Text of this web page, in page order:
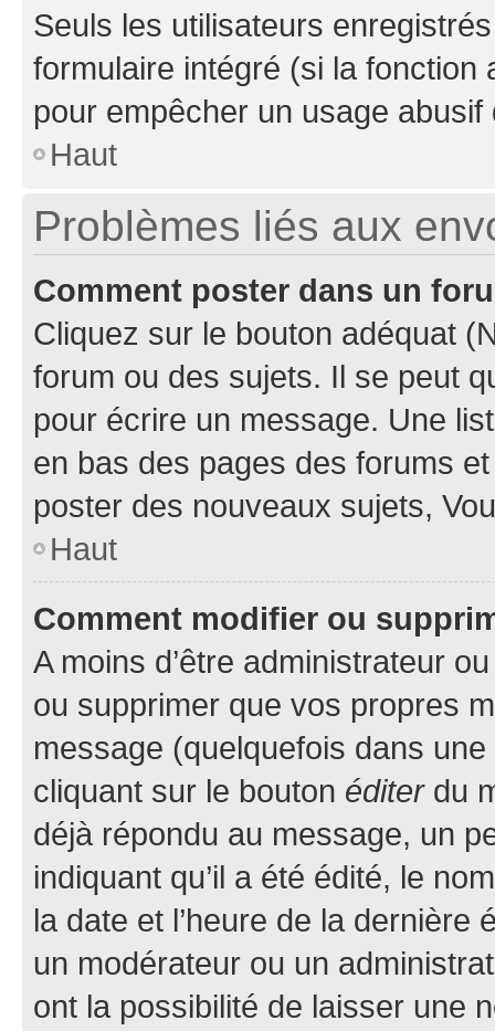
Seuls les utilisateurs
formulaire intégré (si la fonction
pour empêcher un usage
Haut
Problèmes liés aux
Comment poster dans un
Cliquez sur le bouton adéquat
forum ou des sujets. Il se peut
pour écrire un message. Une
en bas des pages des forums
poster des nouveaux sujets,
Haut
Comment modifier ou
A moins d’être administrateur
ou supprimer que vos propres
message (quelquefois dans
cliquant sur le bouton éditerdu
déjà répondu au message, un
indiquant qu’il a été édité, le
la date et l’heure de la dernière
un modérateur ou un
ont la possibilité de laisser une